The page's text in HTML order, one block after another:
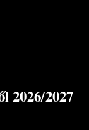
2026/2027